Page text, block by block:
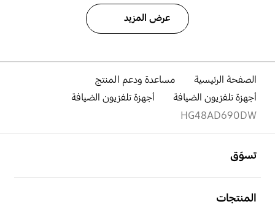
عرض المزيد
الصفحة الرئيسية
مساعدة ودعم المنتج
أجهزة تلفزيون الضيافة
أجهزة تلفزيون الضيافة
HG48AD690DW
تسوّق
المنتجات